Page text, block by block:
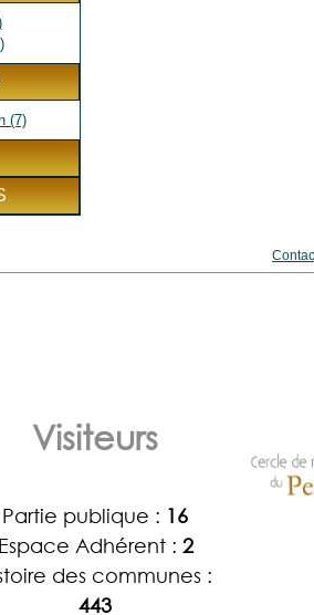
(7)
Visiteurs
Partie publique : 16
Espace Adhérent : 2
des communes :
443